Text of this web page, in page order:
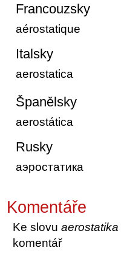
Francouzsky
aérostatique
Italsky
aerostatica
Španělsky
aerostática
Rusky
аэростатика
Komentáře
Ke slovuaerostatika
komentář